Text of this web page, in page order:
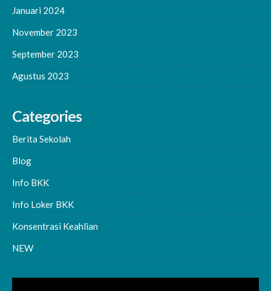
Januari 2024
November 2023
September 2023
Agustus 2023
Categories
Berita Sekolah
Blog
Info BKK
Info Loker BKK
Konsentrasi Keahlian
NEW